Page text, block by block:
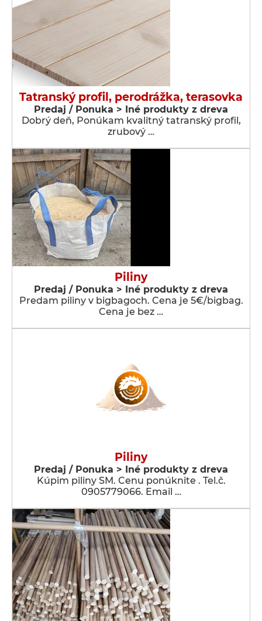
Tatranský profil, perodrážka, terasovka
Predaj / Ponuka > Iné produkty z dreva
Dobrý deň, Ponúkam kvalitný tatranský profil,
zrubový …
Piliny
Predaj / Ponuka > Iné produkty z dreva
Predam piliny v bigbagoch. Cena je 5€/bigbag.
Cena je bez …
Piliny
Predaj / Ponuka > Iné produkty z dreva
Kúpim piliny SM. Cenu ponúknite . Tel.č.
0905779066. Email …